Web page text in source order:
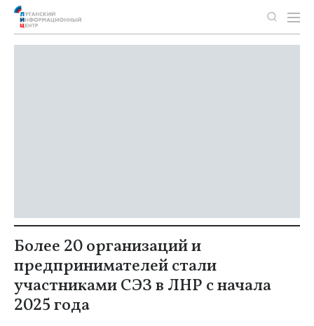
Более 20 организаций и
предпринимателей стали
участниками СЭЗ в ЛНР с начала
2025 года